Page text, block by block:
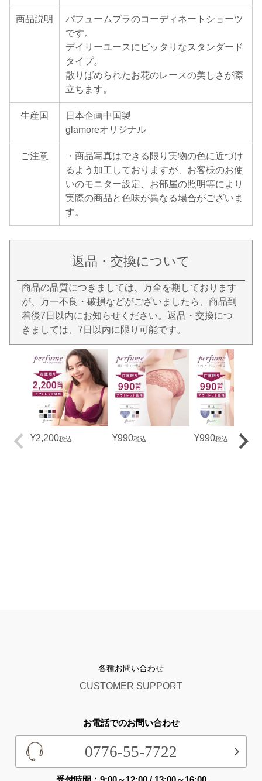
商品説明
パフュームブラのコーディネートショーツ
です。
デイリーユースにピッタリなスタンダード
タイプ。
散りばめられたお花のレースの美しさが際
立ちます。
生産国
日本企画中国製
glamoreオリジナル
ご注意
・商品写真はできる限り実物の色に近づけ
るよう加工しておりますが、お客様のお使
いのモニター設定、お部屋の照明等により
実際の商品と色味が異なる場合がございま
す。
返品・交換について
商品の品質につきましては、万全を期しております
が、万一不良・破損などがございましたら、商品到
着後7日以内にお知らせください。返品・交換につ
きましては、7日以内に限り可能です。
¥2,200税込 ¥990税込 ¥990税込
各種お問い合わせ
CUSTOMER SUPPORT
お電話でのお問い合わせ
0776-55-7722